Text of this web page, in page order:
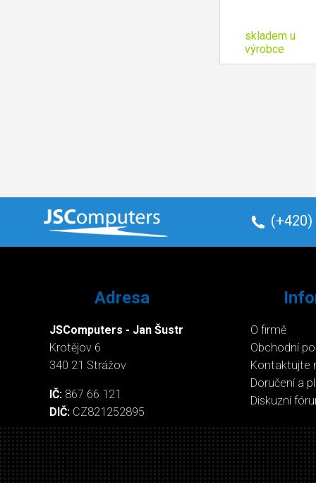
skladem u
výrobce
skladem u
dodavatele
EK Water
Quantum